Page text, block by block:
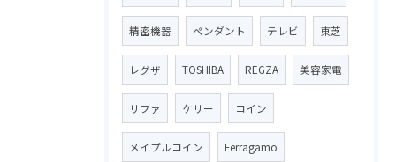
精密機器 ペンダント テレビ 東芝
レグザ TOSHIBA REGZA 美容家電
リファ ケリー コイン
メイプルコイン Ferragamo